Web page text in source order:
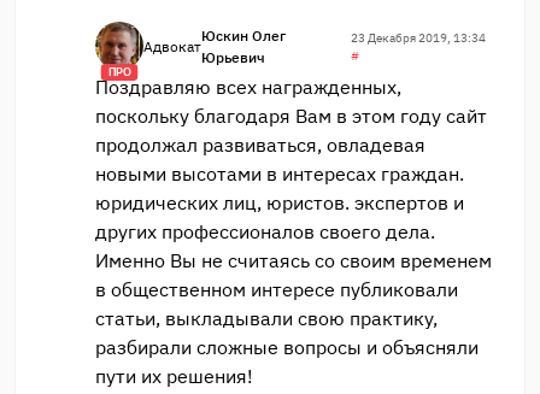
ПРО
Адвокат
Юскин Олег
Юрьевич
23 Декабря 2019, 13:34
#
Поздравляю всех награжденных,
поскольку благодаря Вам в этом году сайт
продолжал развиваться, овладевая
новыми высотами в интересах граждан.
юридических лиц, юристов. экспертов и
других профессионалов своего дела.
Именно Вы не считаясь со своим временем
в общественном интересе публиковали
статьи, выкладывали свою практику,
разбирали сложные вопросы и объясняли
пути их решения!